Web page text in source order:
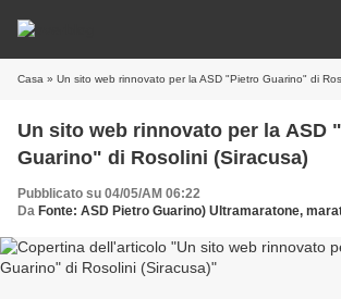
Casa » Un sito web rinnovato per la ASD "Pietro Guarino" di
Un sito web rinnovato per la ASD
Guarino" di Rosolini (Siracusa)
Pubblicato su 04/05/AM 06:22
Da Fonte: ASD Pietro Guarino) Ultramaratone,